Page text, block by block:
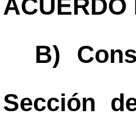
ACUERDO
B)
Sección